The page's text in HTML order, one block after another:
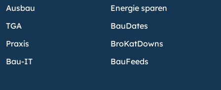
Ausbau
TGA
Praxis
Bau-IT
Energie sparen
BauDates
BroKatDowns
BauFeeds